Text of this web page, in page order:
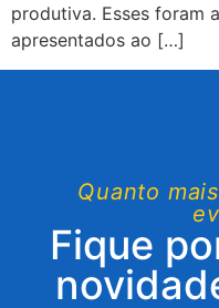
produtiva. Esses foram
apresentados ao […]
Quanto
Fique